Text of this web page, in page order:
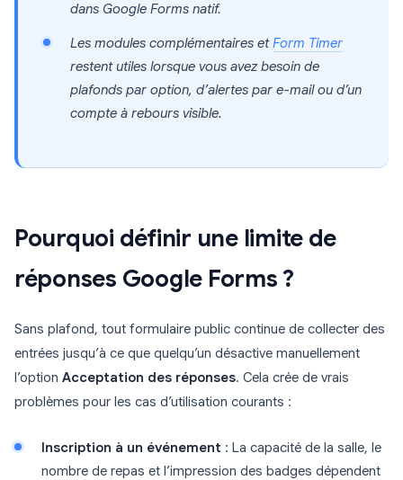
dans Google Forms natif.
Les modules complémentaires etForm Timer
restent utiles lorsque vous avez besoin de
plafonds par option, d’alertes par e-mail ou d’un
compte à rebours visible.
Pourquoi définir une limite de
réponses Google Forms ?
Sans plafond, tout formulaire public continue de collecter des
entrées jusqu’à ce que quelqu’un désactive manuellement
l’option Acceptation des réponses. Cela crée de vrais
problèmes pour les cas d’utilisation courants :
Inscription à un événement : La capacité de la salle, le
nombre de repas et l’impression des badges dépendent